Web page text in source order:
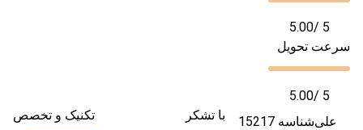
5.00/ 5
سرعت تحویل
5.00/ 5
علیشناسه 15217
با تشکر تکنیک و تخصص